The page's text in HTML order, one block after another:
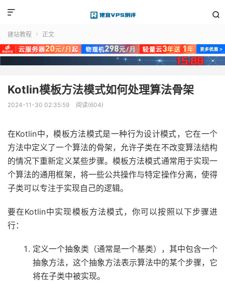


建站教程  正文
Kotlin模板方法模式如何处理算法骨架
2024-11-30 02:35:59 阅读(604)
在Kotlin中，模板方法模式是一种行为设计模式，它在一个
方法中定义了一个算法的骨架，允许子类在不改变算法结构
的情况下重新定义某些步骤。模板方法模式通常用于实现一
个算法的通用框架，将一些公共操作与特定操作分离，使得
子类可以专注于实现自己的逻辑。
要在Kotlin中实现模板方法模式，你可以按照以下步骤进
行：
定义一个抽象类（通常是一个基类），其中包含一个
抽象方法，这个抽象方法表示算法中的某个步骤，它
将在子类中被实现。